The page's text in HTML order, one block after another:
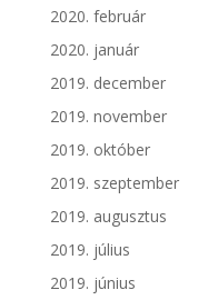
2020. február
2020. január
2019. december
2019. november
2019. október
2019. szeptember
2019. augusztus
2019. július
2019. június